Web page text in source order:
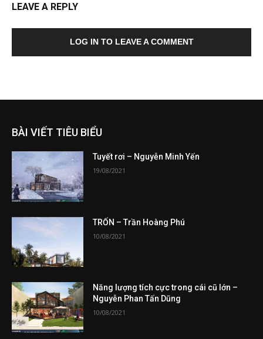
LEAVE A REPLY
LOG IN TO LEAVE A COMMENT
BÀI VIẾT TIÊU BIỂU
Tuyết rơi – Nguyễn Minh Yến
19/08/2021
TRỐN – Trần Hoàng Phú
10/08/2021
Năng lượng tích cực trong cái cũ lớn –
Nguyễn Phan Tấn Dũng
10/08/2021